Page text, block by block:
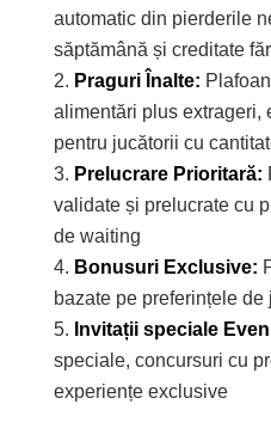
automatic din pierderile
săptămână și creditate
Praguri Înalte:
alimentări plus extrageri,
pentru jucătorii cu
Prelucrare Prioritară:
validate și prelucrate cu
de waiting
Bonusuri Exclusive:
bazate pe preferințele
Invitații speciale
speciale, concursuri cu
experiențe exclusive